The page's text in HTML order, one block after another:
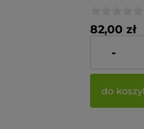
murze
10Hx80V
82,00 zł
Cena netto:
-
do